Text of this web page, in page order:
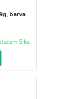
barva
5 ks